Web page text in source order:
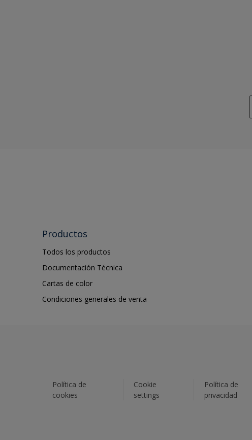
Productos
Todos los productos
Documentación Técnica
Cartas de color
Condiciones generales de venta
Política de
cookies
Cookie
settings
Política de
privacidad